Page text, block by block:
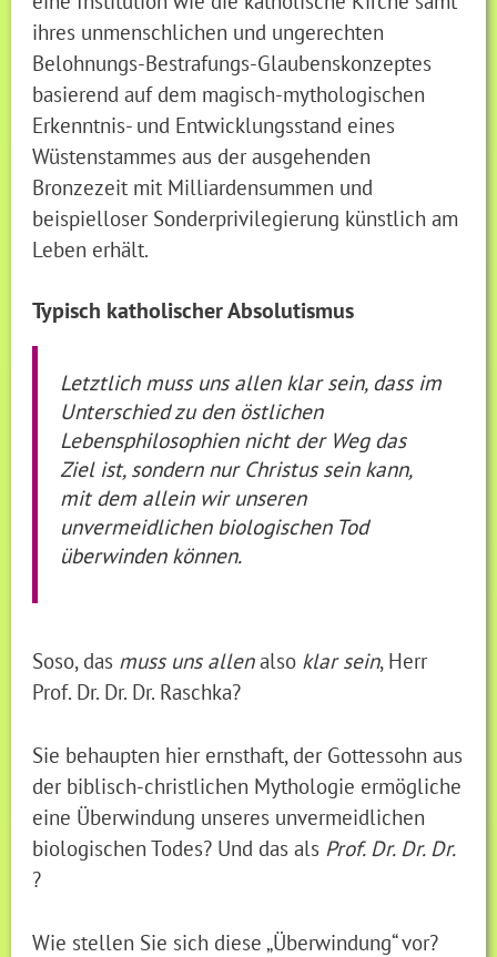
ihres unmenschlichen und ungerechten
Belohnungs-Bestrafungs-Glaubenskonzeptes
basierend auf dem magisch-mythologischen
Erkenntnis- und Entwicklungsstand eines
Wüstenstammes aus der ausgehenden
Bronzezeit mit Milliardensummen und
beispielloser Sonderprivilegierung künstlich am
Leben erhält.
Typisch katholischer Absolutismus
Letztlich muss uns allen klar sein, dass im
Unterschied zu den östlichen
Lebensphilosophien nicht der Weg das
Ziel ist, sondern nur Christus sein kann,
mit dem allein wir unseren
unvermeidlichen biologischen Tod
überwinden können.
Soso, das muss uns allenalso klar sein, Herr
Prof. Dr. Dr. Dr. Raschka?
Sie behaupten hier ernsthaft, der Gottessohn aus
der biblisch-christlichen Mythologie ermögliche
eine Überwindung unseres unvermeidlichen
biologischen Todes? Und das als Prof. Dr. Dr. Dr.
?
Wie stellen Sie sich diese „Überwindung“ vor?